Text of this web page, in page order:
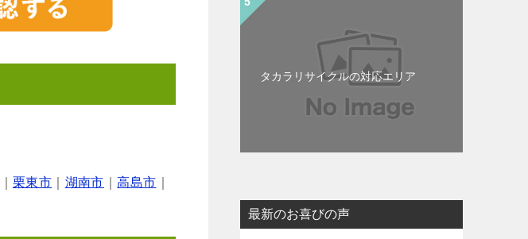
｜栗東市 湖南市 ｜高島市
タカラリサイクルの対応エリア
最新のお喜びの声